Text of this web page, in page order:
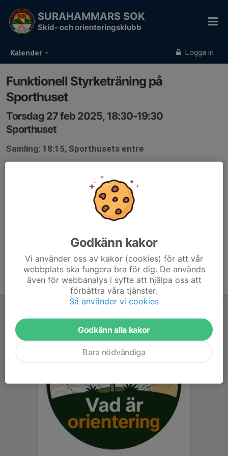
Kalender Logga in
SURAHAMMARS SOK
Skid- och orienteringsklubb
Funktionell Styrketräning på
Sporthuset
Torsdag 27 feb 2025, 18:30-19:30
Sporthuset
Samling: 18:15, Sporthusets entre
Godkänn kakor
Vi använder oss av kakor (cookies) för att vår
webbplats ska fungera bra för dig. De används
även för webbanalys i syfte att hjälpa oss att
förbättra våra tjänster.
Så använder vi cookies
Godkänn alla kakor
Bara nödvändiga